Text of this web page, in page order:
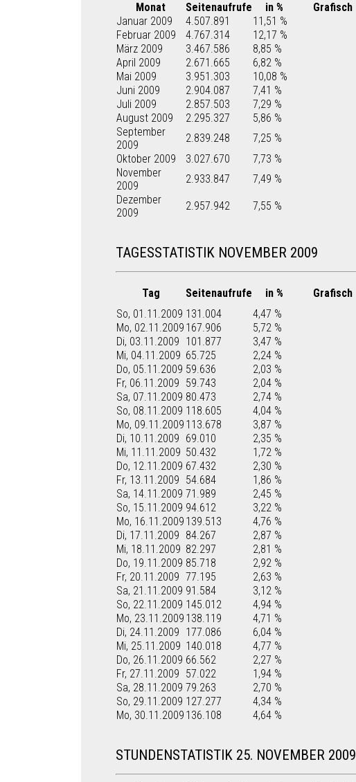
Monat Seitenaufrufe in % Grafisch
Januar 2009
4.507.891 11,51 %
Februar 2009
4.767.314 12,17 %
März 2009
3.467.586 8,85 %
April 2009
2.671.665 6,82 %
Mai 2009
3.951.303 10,08 %
Juni 2009
2.904.087 7,41 %
Juli 2009
2.857.503 7,29 %
August 2009
2.295.327 5,86 %
September
2009
2.839.248 7,25 %
Oktober 2009
3.027.670 7,73 %
November
2009
2.933.847 7,49 %
Dezember
2009
2.957.942 7,55 %
TAGESSTATISTIK NOVEMBER 2009
Tag Seitenaufrufe in % Grafisch
So, 01.11.2009 131.004 4,47 %
Mo, 02.11.2009 167.906 5,72 %
Di, 03.11.2009 101.877 3,47 %
Mi, 04.11.2009 65.725 2,24 %
Do, 05.11.2009 59.636 2,03 %
Fr, 06.11.2009 59.743 2,04 %
Sa, 07.11.2009 80.473 2,74 %
So, 08.11.2009 118.605 4,04 %
Mo, 09.11.2009 113.678 3,87 %
Di, 10.11.2009 69.010 2,35 %
Mi, 11.11.2009 50.432 1,72 %
Do, 12.11.2009 67.432 2,30 %
Fr, 13.11.2009 54.684 1,86 %
Sa, 14.11.2009 71.989 2,45 %
So, 15.11.2009 94.612 3,22 %
Mo, 16.11.2009 139.513 4,76 %
Di, 17.11.2009 84.267 2,87 %
Mi, 18.11.2009 82.297 2,81 %
Do, 19.11.2009 85.718 2,92 %
Fr, 20.11.2009 77.195 2,63 %
Sa, 21.11.2009 91.584 3,12 %
So, 22.11.2009 145.012 4,94 %
Mo, 23.11.2009 138.119 4,71 %
Di, 24.11.2009 177.086 6,04 %
Mi, 25.11.2009 140.018 4,77 %
Do, 26.11.2009 66.562 2,27 %
Fr, 27.11.2009 57.022 1,94 %
Sa, 28.11.2009 79.263 2,70 %
So, 29.11.2009 127.277 4,34 %
Mo, 30.11.2009 136.108 4,64 %
STUNDENSTATISTIK 25. NOVEMBER 2009